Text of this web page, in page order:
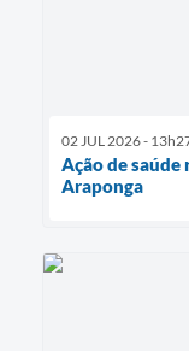
02 JUL 2026 -
Ação de
Araponga